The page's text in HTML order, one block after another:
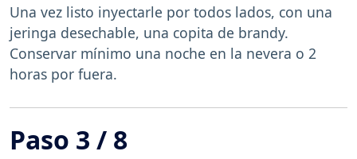
Una vez listo inyectarle por todos lados, con una
jeringa desechable, una copita de brandy.
Conservar mínimo una noche en la nevera o 2
horas por fuera.
Paso 3 / 8